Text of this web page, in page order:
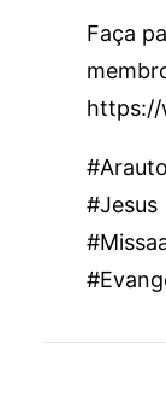
Faça
https://
#Jesus